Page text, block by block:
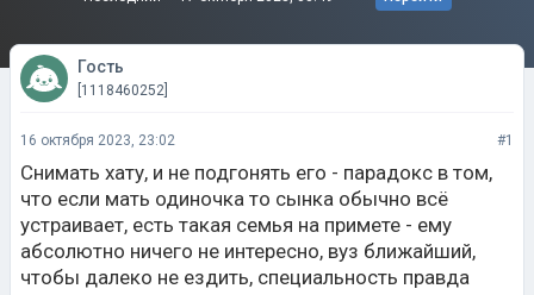
Гость
[1118460252]
16 октября 2023, 23:02 #1
Снимать хату, и не подгонять его - парадокс в том,
что если мать одиночка то сынка обычно всё
устраивает, есть такая семья на примете - ему
абсолютно ничего не интересно, вуз ближайший,
чтобы далеко не ездить, специальность правда